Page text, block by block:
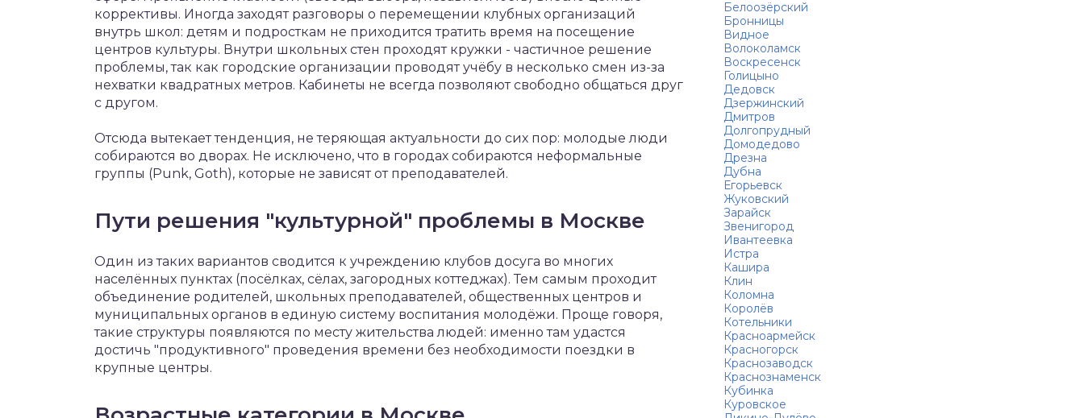
коррективы. Иногда заходят разговоры о перемещении клубных организаций
внутрь школ: детям и подросткам не приходится тратить время на посещение
центров культуры. Внутри школьных стен проходят кружки - частичное решение
проблемы, так как городские организации проводят учёбу в несколько смен из-за
нехватки квадратных метров. Кабинеты не всегда позволяют свободно общаться друг
с другом.
Отсюда вытекает тенденция, не теряющая актуальности до сих пор: молодые люди
собираются во дворах. Не исключено, что в городах собираются неформальные
группы (Punk, Goth), которые не зависят от преподавателей.
Пути решения "культурной" проблемы в Москве
Один из таких вариантов сводится к учреждению клубов досуга во многих
населённых пунктах (посёлках, сёлах, загородных коттеджах). Тем самым проходит
объединение родителей, школьных преподавателей, общественных центров и
муниципальных органов в единую систему воспитания молодёжи. Проще говоря,
такие структуры появляются по месту жительства людей: именно там удастся
достичь "продуктивного" проведения времени без необходимости поездки в
крупные центры.
Белоозёрский
Бронницы
Видное
Волоколамск
Воскресенск
Голицыно
Дедовск
Дзержинский
Дмитров
Долгопрудный
Домодедово
Дрезна
Дубна
Егорьевск
Жуковский
Зарайск
Звенигород
Ивантеевка
Истра
Кашира
Клин
Коломна
Королёв
Котельники
Красноармейск
Красногорск
Краснозаводск
Краснознаменск
Кубинка
Куровское